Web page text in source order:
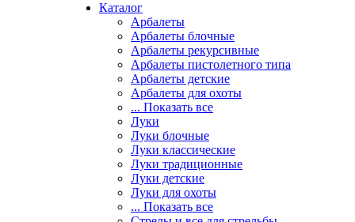
Каталог
Арбалеты
Арбалеты блочные
Арбалеты рекурсивные
Арбалеты пистолетного типа
Арбалеты детские
Арбалеты для охоты
... Показать все
Луки
Луки блочные
Луки классические
Луки традиционные
Луки детские
Луки для охоты
... Показать все